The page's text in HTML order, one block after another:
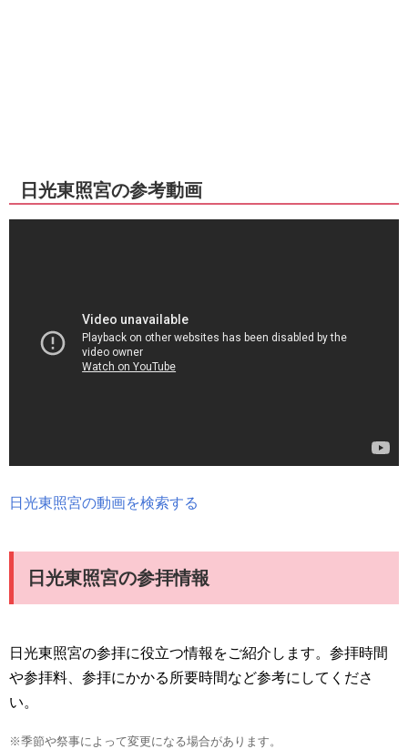
日光東照宮の参考動画
日光東照宮の動画を検索する
日光東照宮の参拝情報
日光東照宮の参拝に役立つ情報をご紹介します。参拝時間
や参拝料、参拝にかかる所要時間など参考にしてくださ
い。
※季節や祭事によって変更になる場合があります。